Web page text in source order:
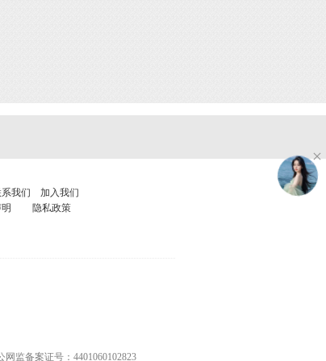
我们
加入我们
隐私政策
网监备案证号：4401060102823